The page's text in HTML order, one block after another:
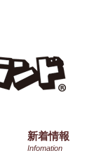
新着情報
Infomation